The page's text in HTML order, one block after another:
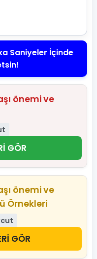
Saniyeler İçinde
önemi ve
GÖR
önemi ve
Örnekleri
GÖR